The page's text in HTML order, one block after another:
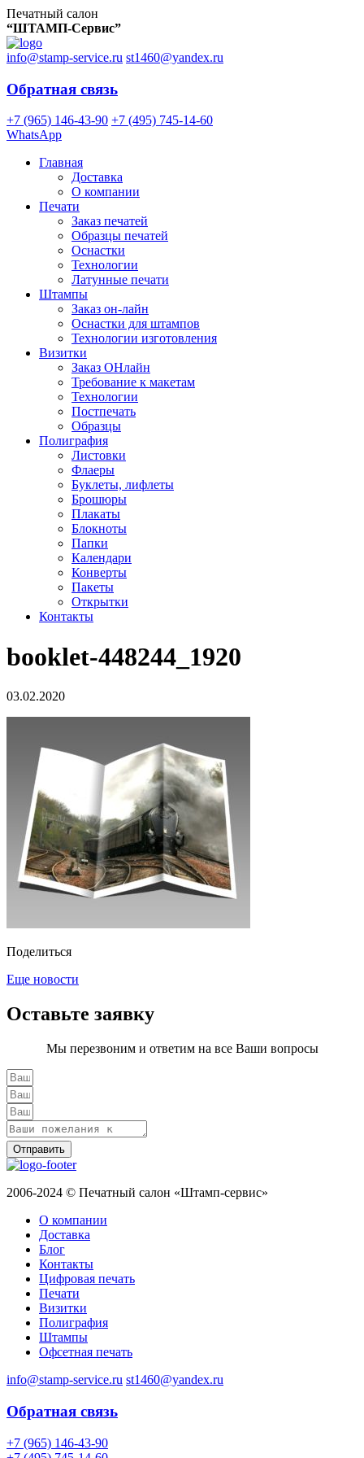
Печатный салон
“ШТАМП-Сервис”
info@stamp-service.ru st1460@yandex.ru
Обратная связь
+7 (965) 146-43-90 +7 (495) 745-14-60
WhatsApp
Главная
Доставка
О компании
Печати
Заказ печатей
Образцы печатей
Оснастки
Технологии
Латунные печати
Штампы
Заказ он-лайн
Оснастки для штампов
Технологии изготовления
Визитки
Заказ ОНлайн
Требование к макетам
Технологии
Постпечать
Образцы
Полиграфия
Листовки
Флаеры
Буклеты, лифлеты
Брошюры
Плакаты
Блокноты
Папки
Календари
Конверты
Пакеты
Открытки
Контакты
booklet-448244_1920
03.02.2020
Поделиться
Еще новости
Оставьте заявку
Мы перезвоним и ответим на все Ваши вопросы
Отправить
2006-2024 © Печатный салон «Штамп-сервис»
О компании
Доставка
Блог
Контакты
Цифровая печать
Печати
Визитки
Полиграфия
Штампы
Офсетная печать
info@stamp-service.ru st1460@yandex.ru
Обратная связь
+7 (965) 146-43-90